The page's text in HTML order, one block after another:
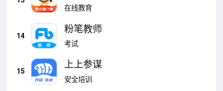
在线教育
14
粉笔教师
考试
15
上上参谋
安全培训